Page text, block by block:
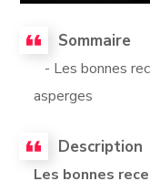
Sommaire
- Les bonnes
asperges
Description
Les bonnes